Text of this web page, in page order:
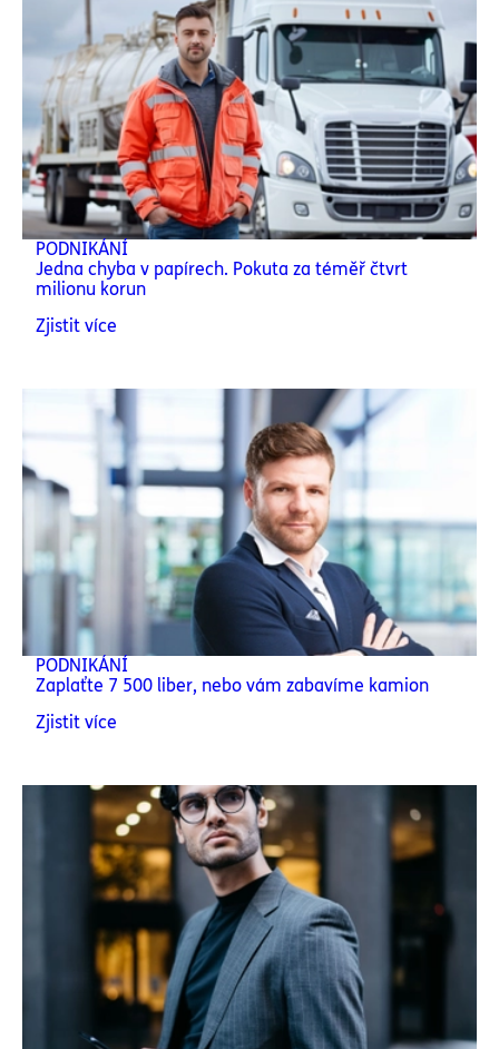
PODNIKÁNÍ
Jedna chyba v papírech. Pokuta za téměř čtvrt
milionu korun
Zjistit více
PODNIKÁNÍ
Zaplaťte 7 500 liber, nebo vám zabavíme kamion
Zjistit více